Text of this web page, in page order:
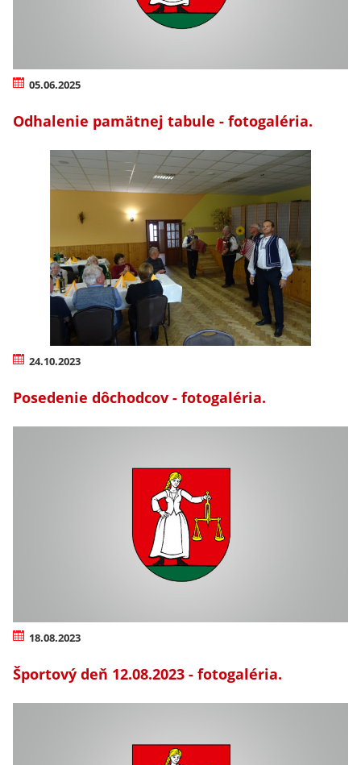
05.06.2025
Odhalenie pamätnej tabule - fotogaléria.
24.10.2023
Posedenie dôchodcov - fotogaléria.
18.08.2023
Športový deň 12.08.2023 - fotogaléria.